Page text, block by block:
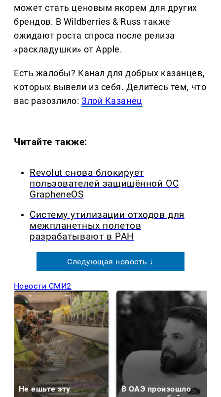
может стать ценовым якорем для других
брендов. В Wildberries & Russ также
ожидают роста спроса после релиза
«раскладушки» от Apple.
Есть жалобы? Канал для добрых казанцев,
которых вывели из себя. Делитеcь тем, что
вас разозлило:Злой Казанец
Читайте также:
Revolut снова блокирует
пользователей защищённой ОС
GrapheneOS
Систему утилизации отходов для
межпланетных полетов
разрабатывают в РАН
Следующая новость ↓
Новости СМИ2
Не ешьте эту
В ОАЭ произошло